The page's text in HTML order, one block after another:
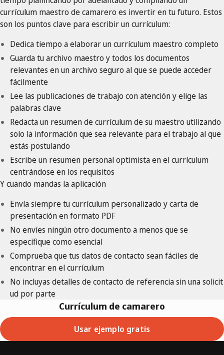
currículum maestro de camarero es invertir en tu futuro. Estos
son los puntos clave para escribir un currículum:
Dedica tiempo a elaborar un currículum maestro completo
Guarda tu archivo maestro y todos los documentos
relevantes en un archivo seguro al que se puede acceder
fácilmente
Lee las publicaciones de trabajo con atención y elige las
palabras clave
Redacta un resumen de currículum de su maestro utilizando
solo la información que sea relevante para el trabajo al que
estás postulando
Escribe un resumen personal optimista en el currículum
centrándose en los requisitos
Y cuando mandas la aplicación
Envía siempre tu currículum personalizado y carta de
presentación en formato PDF
No envíes ningún otro documento a menos que se
especifique como esencial
Comprueba que tus datos de contacto sean fáciles de
encontrar en el currículum
No incluyas detalles de contacto de referencia sin una solicit
ud por parte
Currículum de camarero
Usar ejemplo gratis